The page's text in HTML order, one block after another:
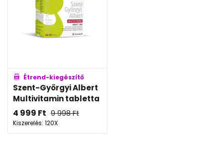
Étrend-kiegészítő
Szent-Györgyi Albert
Multivitamin tabletta
4 999 Ft 9 998Ft
Kiszerelés: 120X